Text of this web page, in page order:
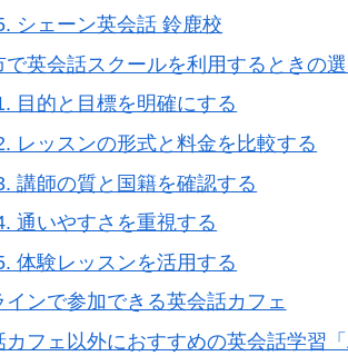
シェーン英会話 鈴鹿校
で英会話スクールを利用するときの
目的と目標を明確にする
レッスンの形式と料金を比較する
講師の質と国籍を確認する
通いやすさを重視する
体験レッスンを活用する
インで参加できる英会話カフェ
カフェ以外におすすめの英会話学習「